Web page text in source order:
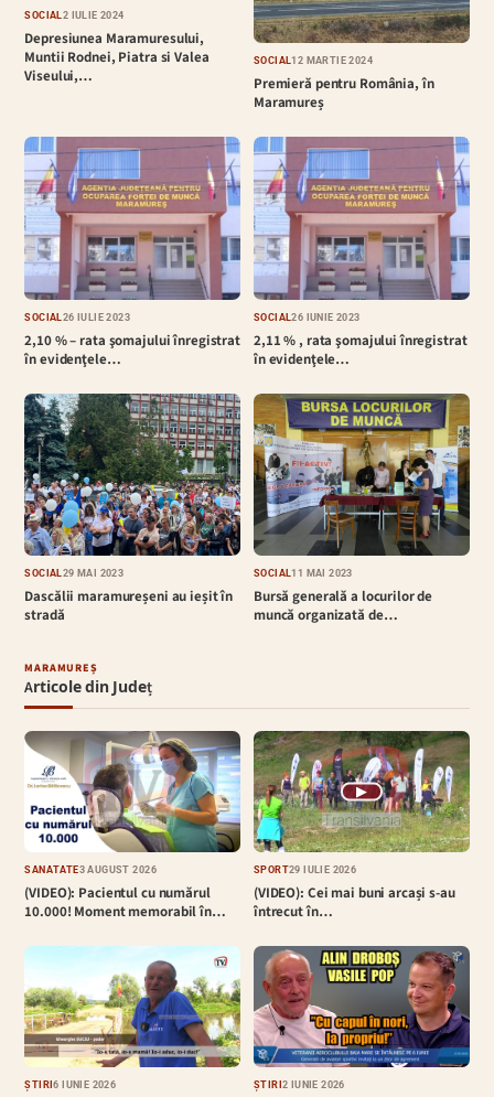
SOCIAL2 IULIE 2024
Depresiunea Maramuresului,
Muntii Rodnei, Piatra si Valea
Viseului,…
SOCIAL12 MARTIE 2024
Premieră pentru România, în
Maramureș
SOCIAL26 IULIE 2023
2,10 % – rata şomajului înregistrat
în evidenţele…
SOCIAL26 IUNIE 2023
2,11 % , rata şomajului înregistrat
în evidenţele…
SOCIAL29 MAI 2023
Dascălii maramureșeni au ieșit în
stradă
SOCIAL11 MAI 2023
Bursă generală a locurilor de
muncă organizată de…
MARAMUREȘ
Articole din Județ
SĂNĂTATE3 AUGUST 2026
(VIDEO): Pacientul cu numărul
10.000! Moment memorabil în…
▶
SPORT29 IULIE 2026
(VIDEO): Cei mai buni arcași s-au
întrecut în…
ȘTIRI6 IUNIE 2026 ȘTIRI2 IUNIE 2026